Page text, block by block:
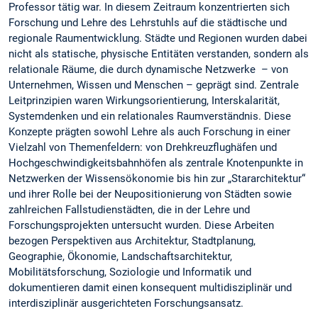
Professor tätig war. In diesem Zeitraum konzentrierten sich
Forschung und Lehre des Lehrstuhls auf die städtische und
regionale Raumentwicklung. Städte und Regionen wurden dabei
nicht als statische, physische Entitäten verstanden, sondern als
relationale Räume, die durch dynamische Netzwerke – von
Unternehmen, Wissen und Menschen – geprägt sind. Zentrale
Leitprinzipien waren Wirkungsorientierung, Interskalarität,
Systemdenken und ein relationales Raumverständnis. Diese
Konzepte prägten sowohl Lehre als auch Forschung in einer
Vielzahl von Themenfeldern: von Drehkreuzflughäfen und
Hochgeschwindigkeitsbahnhöfen als zentrale Knotenpunkte in
Netzwerken der Wissensökonomie bis hin zur „Stararchitektur“
und ihrer Rolle bei der Neupositionierung von Städten sowie
zahlreichen Fallstudienstädten, die in der Lehre und
Forschungsprojekten untersucht wurden. Diese Arbeiten
bezogen Perspektiven aus Architektur, Stadtplanung,
Geographie, Ökonomie, Landschaftsarchitektur,
Mobilitätsforschung, Soziologie und Informatik und
dokumentieren damit einen konsequent multidisziplinär und
interdisziplinär ausgerichteten Forschungsansatz.